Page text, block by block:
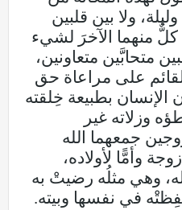
ولا بين قلبين
كلٌّ منهما الآخرَ لشيء
متحابَّين متعاونين،
على مراعاة حق
الإنسان بطبيعة خِلقته
وزلاته غير
جمعهما الله
وأمًّا لأولاده،
وهي مثلُه رضيتْ به
في نفسها وبيته.